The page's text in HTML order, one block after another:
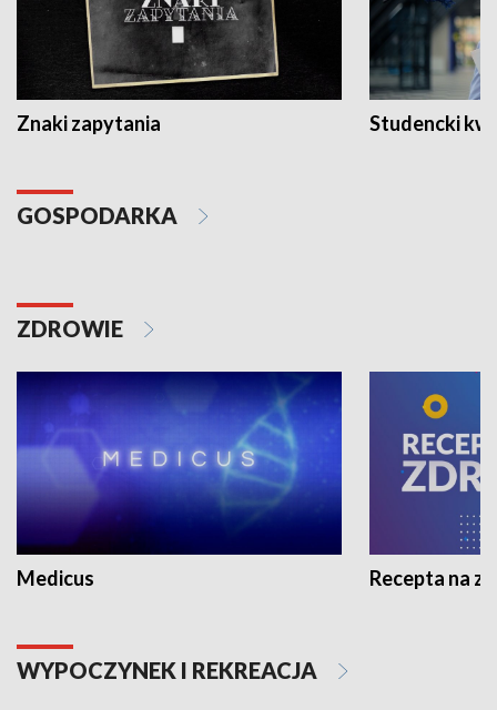
Znaki zapytania Studencki
GOSPODARKA
ZDROWIE
Medicus Recepta na
WYPOCZYNEK I REKREACJA